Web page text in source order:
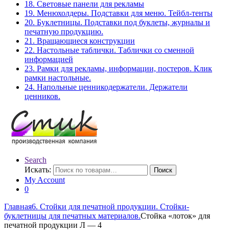
18. Световые панели для рекламы
19. Менюхолдеры. Подставки для меню. Тейбл-тенты
20. Буклетницы. Подставки под буклеты, журналы и
печатную продукцию.
21. Вращающиеся конструкции
22. Настольные таблички. Таблички со сменной
информацией
23. Рамки для рекламы, информации, постеров. Клик
рамки настольные.
24. Напольные ценникодержатели. Держатели
ценников.
Search
Искать:
Поиск
My Account
0
Главная6. Стойки для печатной продукции. Стойки-
буклетницы для печатных материалов.Стойка «лоток» для
печатной продукции Л — 4